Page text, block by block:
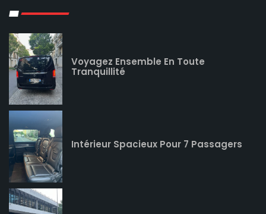
Voyagez Ensemble En Toute
Tranquillité
Intérieur Spacieux Pour 7 Passagers